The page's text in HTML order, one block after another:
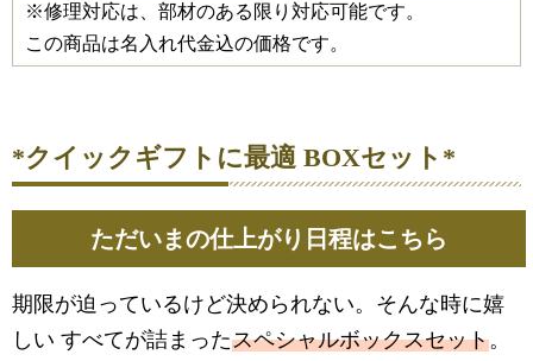
※修理対応は、部材のある限り対応可能です。
この商品は名入れ代金込の価格です。
*クイックギフトに最適 BOXセット*
ただいまの仕上がり日程はこちら
期限が迫っているけど決められない。そんな時に嬉
しい すべてが詰まったスペシャルボックスセット。